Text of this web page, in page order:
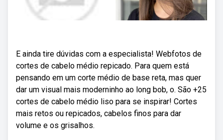
E ainda tire dúvidas com a especialista! Webfotos de
cortes de cabelo médio repicado. Para quem está
pensando em um corte médio de base reta, mas quer
dar um visual mais moderninho ao long bob, o. São +25
cortes de cabelo médio liso para se inspirar! Cortes
mais retos ou repicados, cabelos finos para dar
volume e os grisalhos.